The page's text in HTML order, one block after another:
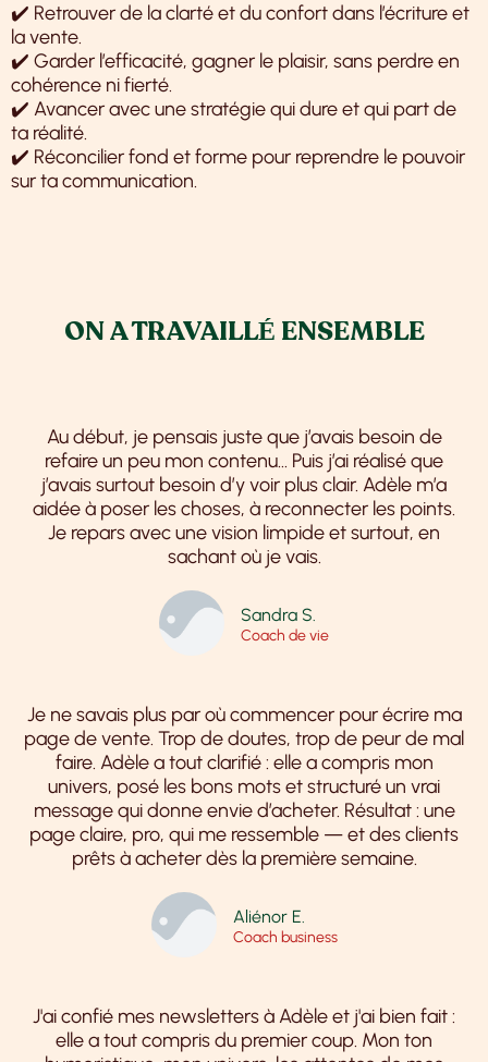
✔️ Retrouver de la clarté et du confort dans l’écriture et
la vente.
✔️ Garder l’efficacité, gagner le plaisir, sans perdre en
cohérence ni fierté.
✔️ Avancer avec une stratégie qui dure et qui part de
ta réalité.
✔️ Réconcilier fond et forme pour reprendre le pouvoir
sur ta communication.
ON A TRAVAILLÉ ENSEMBLE
Au début, je pensais juste que j’avais besoin de
refaire un peu mon contenu… Puis j’ai réalisé que
j’avais surtout besoin d’y voir plus clair. Adèle m’a
aidée à poser les choses, à reconnecter les points.
Je repars avec une vision limpide et surtout, en
sachant où je vais.
Sandra S.
Coach de vie
Je ne savais plus par où commencer pour écrire ma
page de vente. Trop de doutes, trop de peur de mal
faire. Adèle a tout clarifié : elle a compris mon
univers, posé les bons mots et structuré un vrai
message qui donne envie d’acheter. Résultat : une
page claire, pro, qui me ressemble — et des clients
prêts à acheter dès la première semaine.
Aliénor E.
Coach business
J'ai confié mes newsletters à Adèle et j'ai bien fait :
elle a tout compris du premier coup. Mon ton